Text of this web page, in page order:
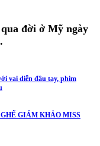
đời ở Mỹ ngày
vai diễn đầu tay, phim
GIÁM KHẢO MISS